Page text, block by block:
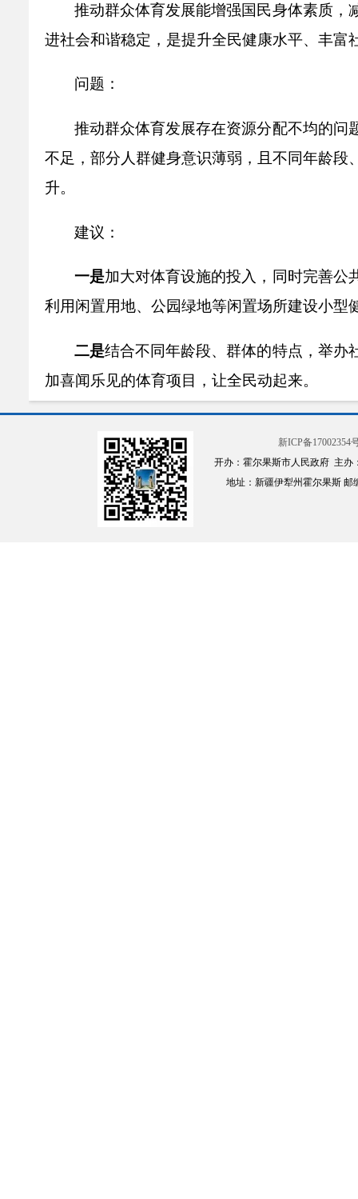
推动群众体育发展能增强国民身体素质，
进社会和谐稳定，是提升全民健康水平、丰
问题：
推动群众体育发展存在资源分配不均的问
不足，部分人群健身意识薄弱，且不同年龄
升。
建议：
一是加大对体育设施的投入，同时完善公
利用闲置用地、公园绿地等闲置场所建设小型
二是结合不同年龄段、群体的特点，举办
加喜闻乐见的体育项目，让全民动起来。
全民运动的社会氛围，让体育真正融入日常
新ICP备17002354
开办：霍尔果斯市人民政府 主办
地址：新疆伊犁州霍尔果斯